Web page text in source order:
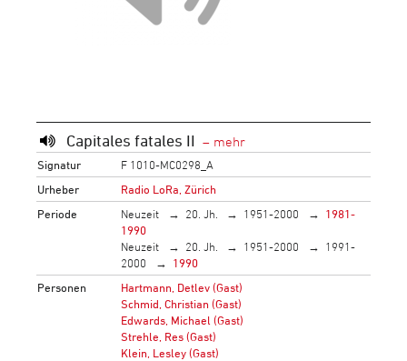
Capitales fatales II
Signatur
F 1010-MC0298_A
Urheber
Radio LoRa, Zürich
Periode
Neuzeit 20. Jh. 1951-2000
1981-
1990
Neuzeit
20. Jh. 1951-2000
1991-
2000
1990
Personen
Hartmann, Detlev (Gast)
Schmid, Christian (Gast)
Edwards, Michael (Gast)
Strehle, Res (Gast)
Klein, Lesley (Gast)